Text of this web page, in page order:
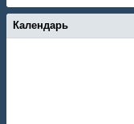
Календарь